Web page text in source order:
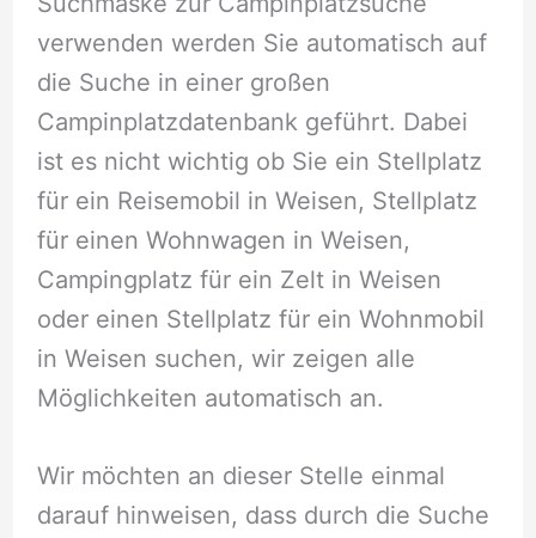
verwenden werden Sie automatisch auf
die Suche in einer großen
Campinplatzdatenbank geführt. Dabei
ist es nicht wichtig ob Sie ein Stellplatz
für ein Reisemobil in Weisen, Stellplatz
für einen Wohnwagen in Weisen,
Campingplatz für ein Zelt in Weisen
oder einen Stellplatz für ein Wohnmobil
in Weisen suchen, wir zeigen alle
Möglichkeiten automatisch an.
Wir möchten an dieser Stelle einmal
darauf hinweisen, dass durch die Suche